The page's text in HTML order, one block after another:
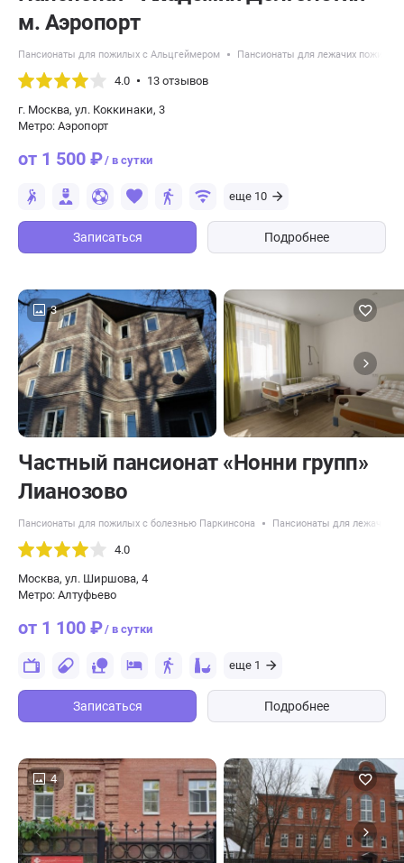
м. Аэропорт
Пансионаты для пожилых с Альцгеймером Пансионаты для лежачих
4.0 13 отзывов
г. Москва, ул. Коккинаки, 3
Метро: Аэропорт
от 1 500 ₽/ в сутки
еще 10
Записаться Подробнее
3
Частный пансионат «Нонни групп»
Лианозово
Пансионаты для пожилых с болезнью Паркинсона Пансионаты для лежачих
4.0
Москва, ул. Ширшова, 4
Метро: Алтуфьево
от 1 100 ₽/ в сутки
еще 1
Записаться Подробнее
4